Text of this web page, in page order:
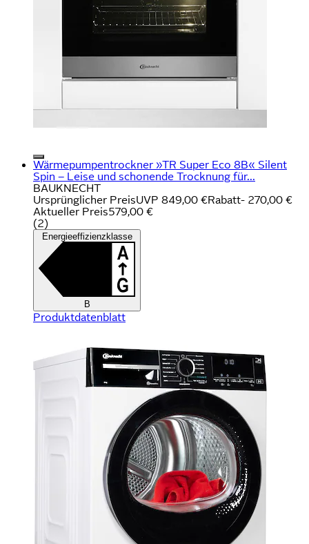
Wärmepumpentrockner »TR Super Eco 8B« Silent
Spin – Leise und schonende Trocknung für...
BAUKNECHT
Ursprünglicher PreisUVP 849,00 €Rabatt- 270,00 €
Aktueller Preis579,00 €
(2)
Energieeffizienzklasse
B
Produktdatenblatt